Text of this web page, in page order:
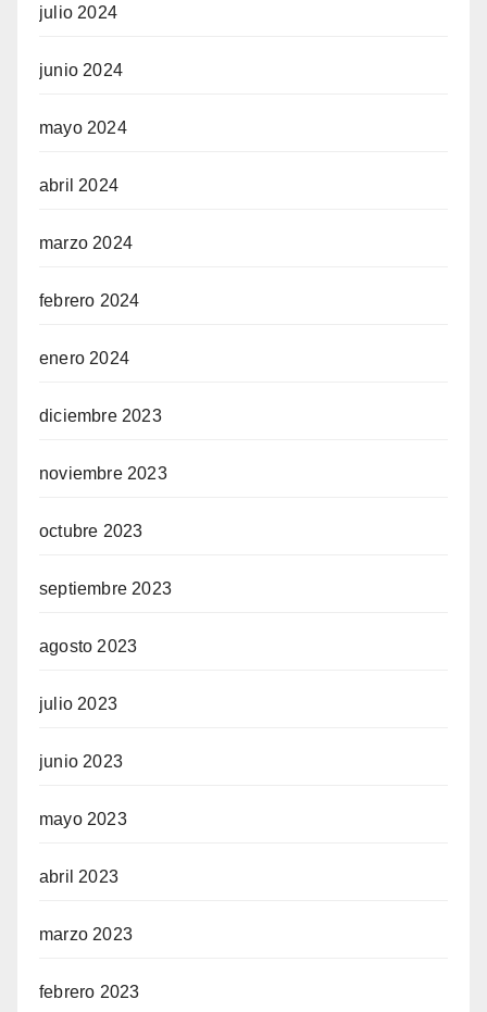
julio 2024
junio 2024
mayo 2024
abril 2024
marzo 2024
febrero 2024
enero 2024
diciembre 2023
noviembre 2023
octubre 2023
septiembre 2023
agosto 2023
julio 2023
junio 2023
mayo 2023
abril 2023
marzo 2023
febrero 2023